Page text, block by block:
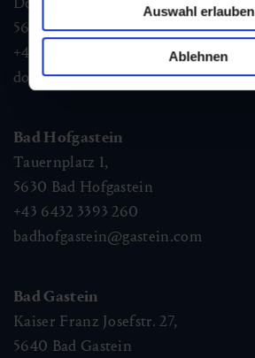
Auswahl erlauben
Ablehnen
5632 Dorfgastein
+43 6432 3393 460
dorfgastein@gastein.com
Bad Hofgastein
Tauernplatz 1,
5630 Bad Hofgastein
+43 6432 3393 260
badhofgastein@gastein.com
Bad Gastein
Kaiser Franz Josefstr. 27,
5640 Bad Gastein